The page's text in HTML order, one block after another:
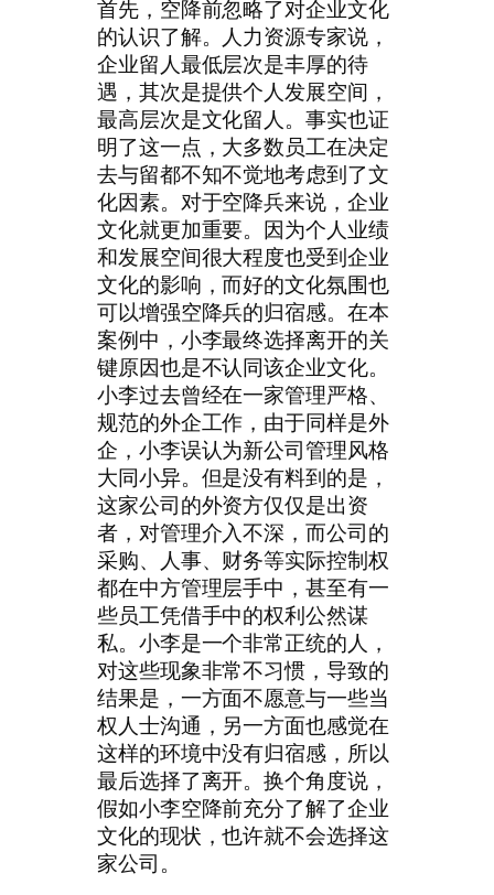
首先，空降前忽略了对企业文化
的认识了解。人力资源专家说，
企业留人最低层次是丰厚的待
遇，其次是提供个人发展空间，
最高层次是文化留人。事实也证
明了这一点，大多数员工在决定
去与留都不知不觉地考虑到了文
化因素。对于空降兵来说，企业
文化就更加重要。因为个人业绩
和发展空间很大程度也受到企业
文化的影响，而好的文化氛围也
可以增强空降兵的归宿感。在本
案例中，小李最终选择离开的关
键原因也是不认同该企业文化。
小李过去曾经在一家管理严格、
规范的外企工作，由于同样是外
企，小李误认为新公司管理风格
大同小异。但是没有料到的是，
这家公司的外资方仅仅是出资
者，对管理介入不深，而公司的
采购、人事、财务等实际控制权
都在中方管理层手中，甚至有一
些员工凭借手中的权利公然谋
私。小李是一个非常正统的人，
对这些现象非常不习惯，导致的
结果是，一方面不愿意与一些当
权人士沟通，另一方面也感觉在
这样的环境中没有归宿感，所以
最后选择了离开。换个角度说，
假如小李空降前充分了解了企业
文化的现状，也许就不会选择这
家公司。